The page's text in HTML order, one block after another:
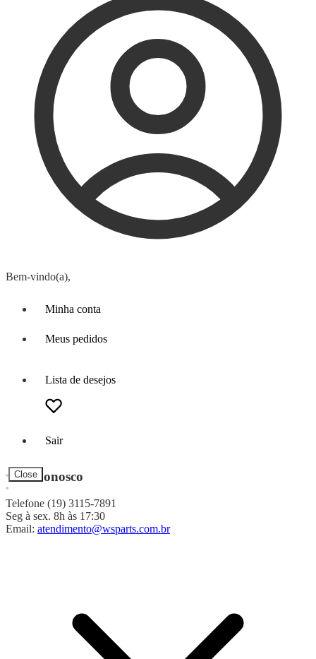
Bem-vindo(a),
Minha conta
Meus pedidos
Lista de desejos
Sair
Close
Fale Conosco
Telefone (19) 3115-7891
Seg à sex. 8h às 17:30
Email: atendimento@wsparts.com.br